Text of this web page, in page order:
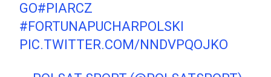
GO#PIARCZ
#FORTUNAPUCHARPOLSKI
PIC.TWITTER.COM/NNDVPQOJKO